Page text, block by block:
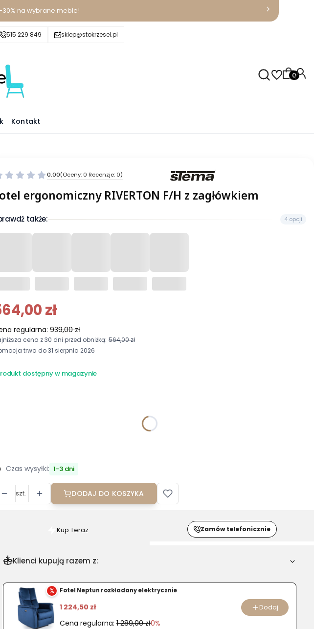
na wybrane meble!
515 229 849 sklep@stokrzesel.pl
Kontakt
0.00(Oceny: 0 Recenzje: 0)
ergonomiczny RIVERTON F/H z zagłówkiem
także: 4 opcji
zł
regularna: 939,00 zł
cena z 30 dni przed obniżką: 564,00 zł
trwa do 31 sierpnia 2026
dostępny w magazynie
Czas wysyłki: 1-3 dni
szt. DODAJ DO KOSZYKA
Szybki
dla
Fotel
ergonomiczny
RIVERTON
Kup Teraz Zamów telefonicznie
Klienci kupują razem z:
% Fotel Neptun rozkładany elektrycznie
1 224,50 zł
Cena regularna: 1 289,00 zł0%
Dodaj